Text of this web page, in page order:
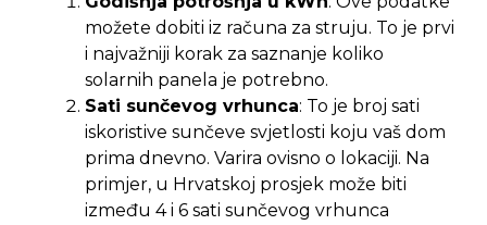
možete dobiti iz računa za struju. To je prvi
i najvažniji korak za saznanje koliko
solarnih panela je potrebno.
Sati sunčevog vrhunca: To je broj sati
iskoristive sunčeve svjetlosti koju vaš dom
prima dnevno. Varira ovisno o lokaciji. Na
primjer, u Hrvatskoj prosjek može biti
između 4 i 6 sati sunčevog vrhunca